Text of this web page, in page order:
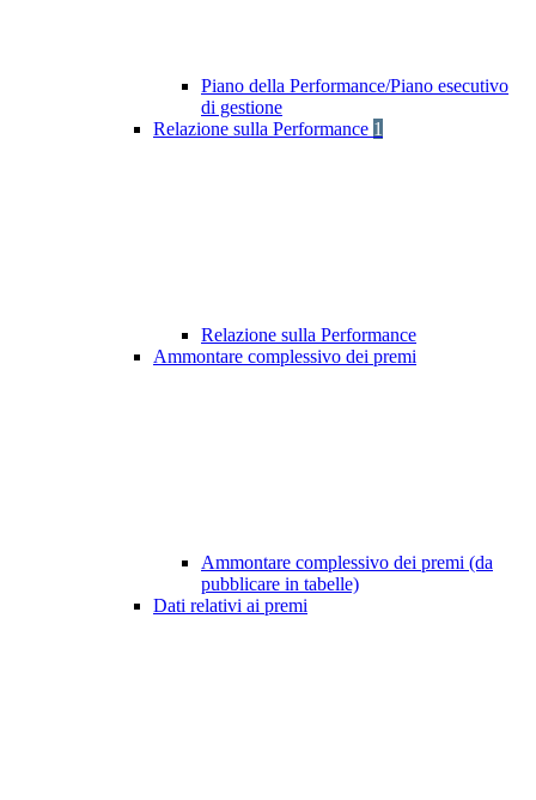
Piano della Performance/Piano esecutivo
di gestione
Relazione sulla Performance 1
Relazione sulla Performance
Ammontare complessivo dei premi
Ammontare complessivo dei premi (da
pubblicare in tabelle)
Dati relativi ai premi